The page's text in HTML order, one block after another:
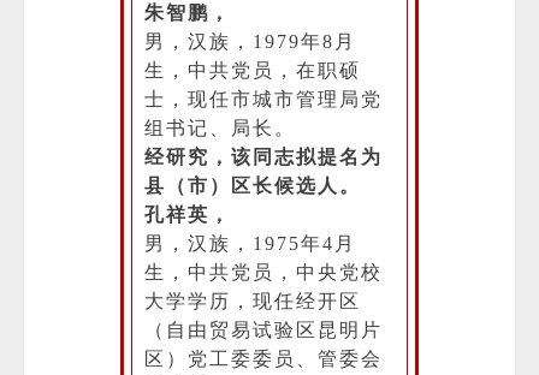
朱智鹏，
男，汉族，1979年8月
生，中共党员，在职硕
士，现任市城市管理局党
组书记、局长。
经研究，该同志拟提名为
县（市）区长候选人。
孔祥英，
男，汉族，1975年4月
生，中共党员，中央党校
大学学历，现任经开区
（自由贸易试验区昆明片
区）党工委委员、管委会